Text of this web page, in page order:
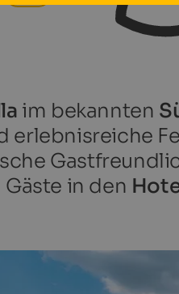
im bekannten
erlebnisreiche
in den